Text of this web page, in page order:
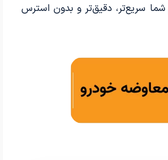
سریع‌تر، دقیق‌تر و بدون استرس